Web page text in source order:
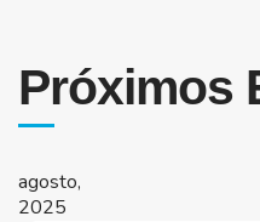
Próximos
agosto,
2025